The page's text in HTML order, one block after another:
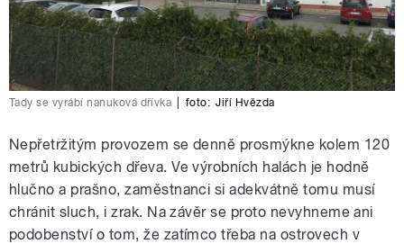
Tady se vyrábí nanuková dřívka foto: Jiří Hvězda
Nepřetržitým provozem se denně prosmýkne kolem 120
metrů kubických dřeva. Ve výrobních halách je hodně
hlučno a prašno, zaměstnanci si adekvátně tomu musí
chránit sluch, i zrak. Na závěr se proto nevyhneme ani
podobenství o tom, že zatímco třeba na ostrovech v